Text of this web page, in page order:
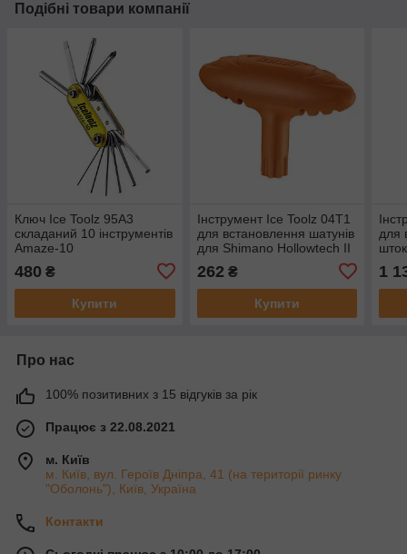
Подібні товари компанії
Ключ Ice Toolz 95A3
складаний 10 інструментів
Amaze-10
480 ₴
Купити
Інструмент Ice Toolz 04T1
для встановлення шатунів
для Shimano Hollowtech II
262 ₴
Купити
для
1
Про нас
100% позитивних з 15 відгуків за рік
Працює з 22.08.2021
м. Київ
м. Київ, вул. Героїв Дніпра, 41 (на території ринку
"Оболонь"), Київ, Україна
Контакти